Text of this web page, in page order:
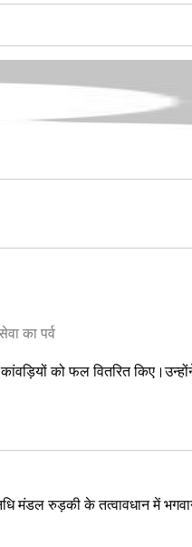
का पर्व
को फल वितरित
मंडल रुड़की के तत्वावधान में